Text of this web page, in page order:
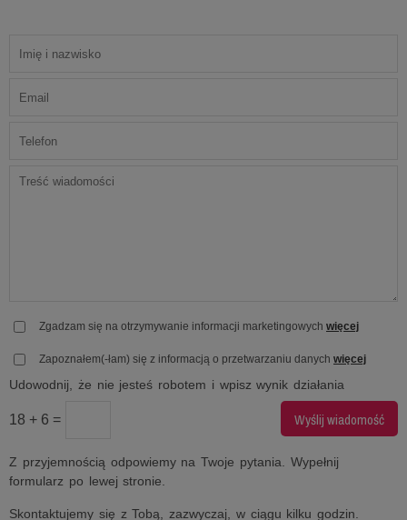
Zgadzam się na otrzymywanie informacji marketingowych więcej
Zapoznałem(-łam) się z informacją o przetwarzaniu danych więcej
Udowodnij, że nie jesteś robotem i wpisz wynik działania
18 + 6 =
Z przyjemnością odpowiemy na Twoje pytania. Wypełnij
formularz po lewej stronie.
Skontaktujemy się z Tobą, zazwyczaj, w ciągu kilku godzin.